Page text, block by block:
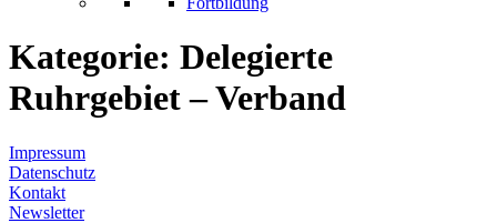
Kategorie: Delegierte
Ruhrgebiet – Verband
Impressum
Datenschutz
Kontakt
Newsletter